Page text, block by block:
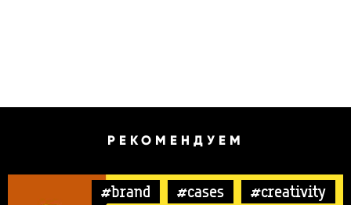
РЕКОМЕНДУЕМ
#brand #cases
#creativity